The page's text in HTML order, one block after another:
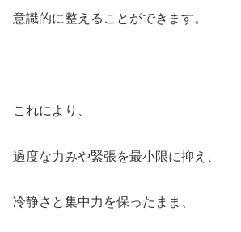
意識的に整えることができます。
これにより、
過度な力みや緊張を最小限に抑え、
冷静さと集中力を保ったまま、